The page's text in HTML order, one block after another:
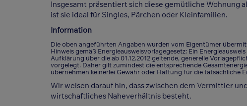
Insgesamt präsentiert sich diese gemütliche Wohnung
ist sie ideal für Singles, Pärchen oder Kleinfamilien.
Information
Die oben angeführten Angaben wurden vom Eigentümer
Hinweis gemäß Energieausweisvorlagegesetz: Ein
Aufklärung über die ab 01.12.2012 geltende, generelle
vorgelegt. Daher gilt zumindest die entsprechende
übernehmen keinerlei Gewähr oder Haftung für die tatsächliche
Wir weisen darauf hin, dass zwischen dem Vermittler
wirtschaftliches Naheverhältnis besteht.